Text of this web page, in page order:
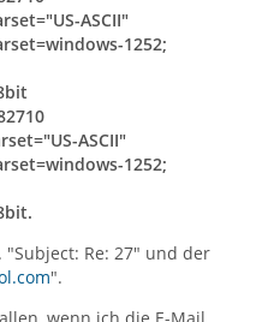
ASCII"
1252;
ASCII"
1252;
Re: 27" und der
".